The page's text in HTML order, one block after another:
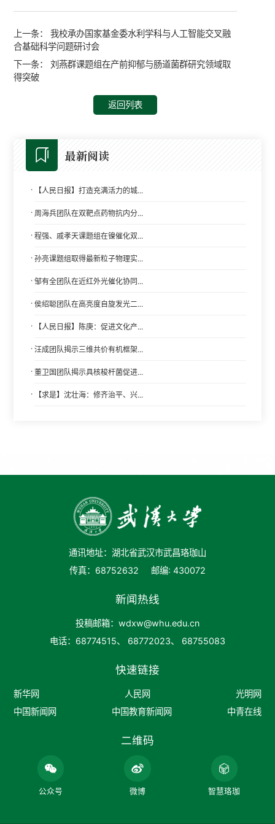
上一条：我校承办国家基金委水利学科与人工智能交叉融
合基础科学问题研讨会
下一条：刘燕群课题组在产前抑郁与肠道菌群研究领域取
得突破
返回列表
最新阅读
· 【人民日报】打造充满活力的城...
· 周海兵团队在双靶点药物抗内分...
· 程强、戚孝天课题组在镍催化双...
· 孙亮课题组取得最新粒子物理实...
· 邹有全团队在近红外光催化协同...
· 侯绍聪团队在高亮度自旋发光二...
· 【人民日报】陈庚：促进文化产...
· 汪成团队揭示三维共价有机框架...
· 董卫国团队揭示具核梭杆菌促进...
· 【求是】沈壮海：修齐治平、兴...
通讯地址：湖北省武汉市武昌珞珈山
传真：68752632
邮编: 430072
新闻热线
投稿邮箱：wdxw@whu.edu.cn
电话：68774515、 68772023、 68755083
快速链接
新华网 人民网
光明网
中国新闻网
中国教育新闻网 中青在线
二维码
公众号 微博 智慧珞珈